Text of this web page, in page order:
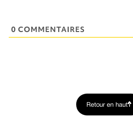
0 COMMENTAIRES
Retour en haut